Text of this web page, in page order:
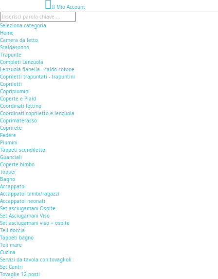
Il Mio Account
Seleziona categoria
Home
Camera da letto
Scaldasonno
Trapunte
Completi Lenzuola
Lenzuola flanella - caldo cotone
Copriletti trapuntati - trapuntini
Copriletti
Copripiumini
Coperte e Plaid
Coordinati lettino
Coordinati copriletto e lenzuola
Coprimaterasso
Coprirete
Federe
Piumini
Tappeti scendiletto
Guanciali
Coperte bimbo
Topper
Bagno
Accappatoi
Accappatoi bimbi/ragazzi
Accappatoi neonati
Set asciugamani Ospite
Set Asciugamani Viso
Set asciugamani viso + ospite
Teli doccia
Tappeti bagno
Teli mare
Cucina
Servizi da tavola con tovaglioli
Set Centri
Tovaglie 12 posti